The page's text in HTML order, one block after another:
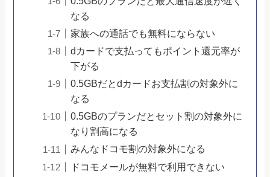
なる
家族への通話でも無料にならない
dカードで支払ってもポイント還元率が
下がる
0.5GBだとdカードお支払割の対象外に
なる
0.5GBのプランだとセット割の対象外に
なり割高になる
みんなドコモ割の対象外になる
ドコモメールが無料で利用できない